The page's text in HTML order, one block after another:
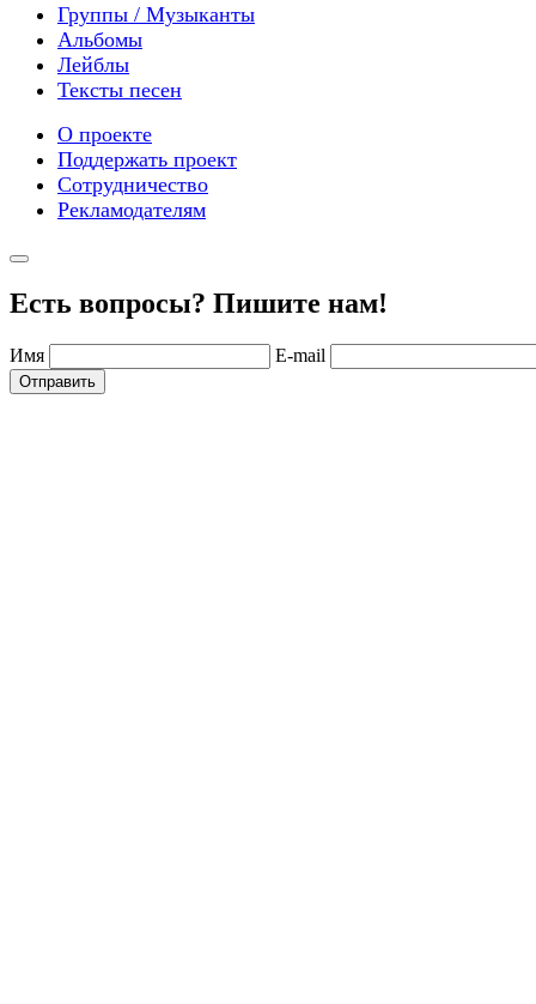
Группы / Музыканты
Альбомы
Лейблы
Тексты песен
О проекте
Поддержать проект
Сотрудничество
Рекламодателям
Есть вопросы? Пишите нам!
Имя E-mail